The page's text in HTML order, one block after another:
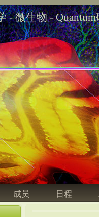
- 微生物 -
成员 日程